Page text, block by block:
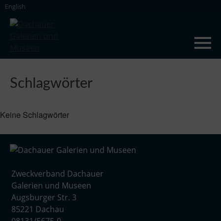
Skip
content
English
Schlagwörter
Keine Schlagwörter
Zweckverband Dachauer
Galerien und Museen
Augsburger Str. 3
85221 Dachau